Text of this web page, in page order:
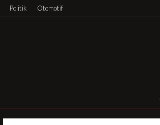
Politik Otomotif